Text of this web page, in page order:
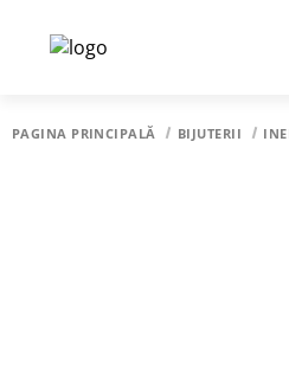
PAGINA PRINCIPALĂ BIJUTERII